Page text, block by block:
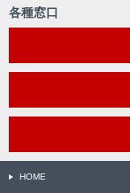
各種窓口
HOME